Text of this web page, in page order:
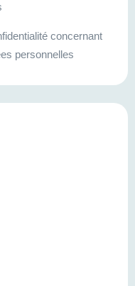
concernant
personnelles